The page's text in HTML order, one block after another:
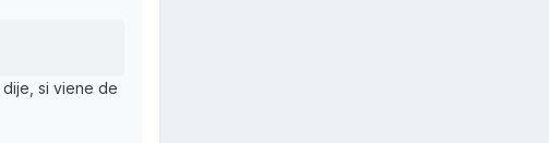
si viene de